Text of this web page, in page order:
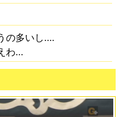
の多いし….
わ…